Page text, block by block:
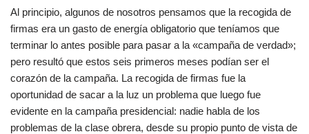
Al principio, algunos de nosotros pensamos que la recogida de
firmas era un gasto de energía obligatorio que teníamos que
terminar lo antes posible para pasar a la «campaña de verdad»;
pero resultó que estos seis primeros meses podían ser el
corazón de la campaña. La recogida de firmas fue la
oportunidad de sacar a la luz un problema que luego fue
evidente en la campaña presidencial: nadie habla de los
problemas de la clase obrera, desde su propio punto de vista de